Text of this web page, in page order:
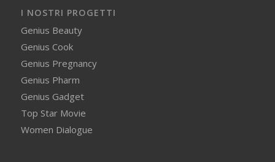
I NOSTRI PROGETTI
Genius Beauty
Genius Cook
Genius Pregnancy
Genius Pharm
Genius Gadget
Top Star Movie
Women Dialogue